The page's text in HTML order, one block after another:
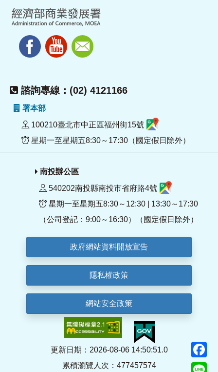
諮詢專線：(02) 4121166
署本部
100210臺北市中正區福州街15號
星期一至星期五8:30～17:30（國定假日除外）
南投辦公區
540202南投縣南投市省府路4號
星期一至星期五8:30～12:30 | 13:30～17:30
（公司登記：9:00～16:30）（國定假日除外）
政府網站資料開放宣告
隱私權政策
網站安全政策
更新日期：2026-08-06 14:50:51.0
累積瀏覽人次：477457574